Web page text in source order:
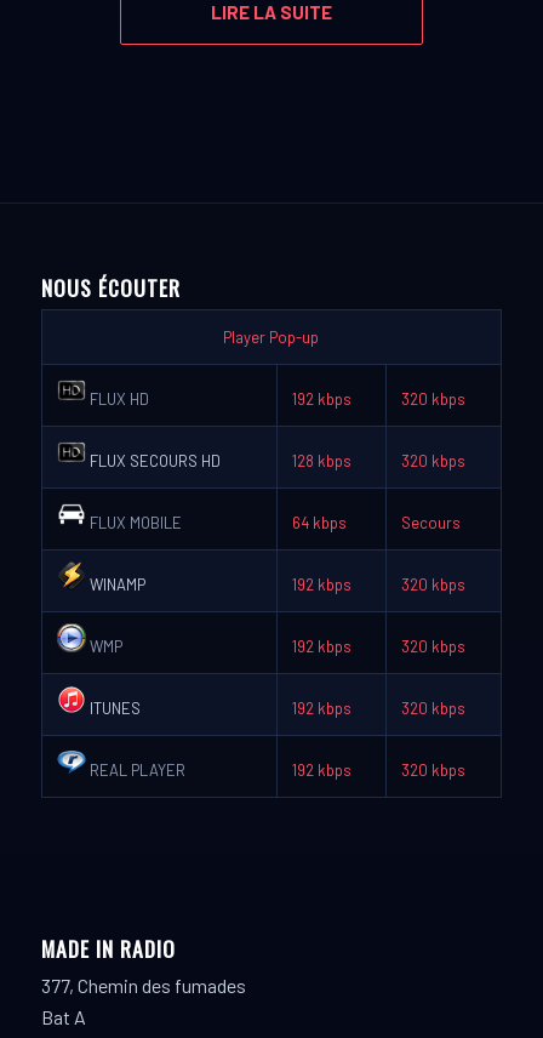
LIRE LA SUITE
NOUS ÉCOUTER
Player Pop-up
FLUX HD 192 kbps 320 kbps
FLUX SECOURS HD 128 kbps 320 kbps
FLUX MOBILE 64 kbps Secours
WINAMP 192 kbps 320 kbps
WMP 192 kbps 320 kbps
ITUNES 192 kbps 320 kbps
REAL PLAYER 192 kbps 320 kbps
MADE IN RADIO
377, Chemin des fumades
Bat A